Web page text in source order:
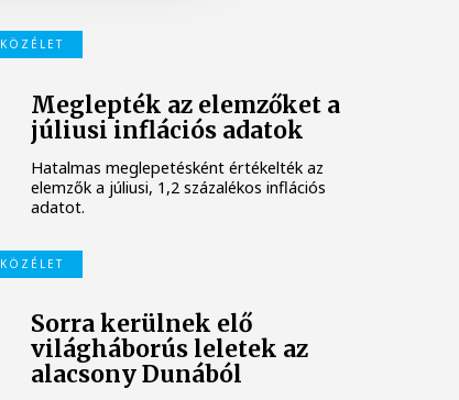
KÖZÉLET
Meglepték az elemzőket a
júliusi inflációs adatok
Hatalmas meglepetésként értékelték az
elemzők a júliusi, 1,2 százalékos inflációs
adatot.
KÖZÉLET
Sorra kerülnek elő
világháborús leletek az
alacsony Dunából